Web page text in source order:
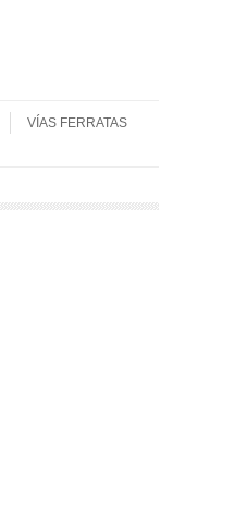
VÍAS FERRATAS